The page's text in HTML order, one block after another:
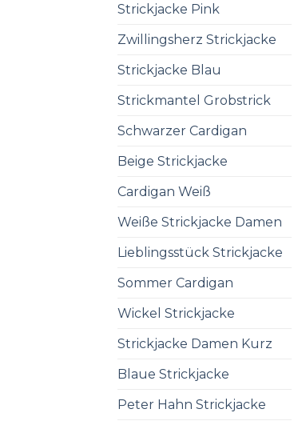
Strickjacke Pink
Zwillingsherz Strickjacke
Strickjacke Blau
Strickmantel Grobstrick
Schwarzer Cardigan
Beige Strickjacke
Cardigan Weiß
Weiße Strickjacke Damen
Lieblingsstück Strickjacke
Sommer Cardigan
Wickel Strickjacke
Strickjacke Damen Kurz
Blaue Strickjacke
Peter Hahn Strickjacke